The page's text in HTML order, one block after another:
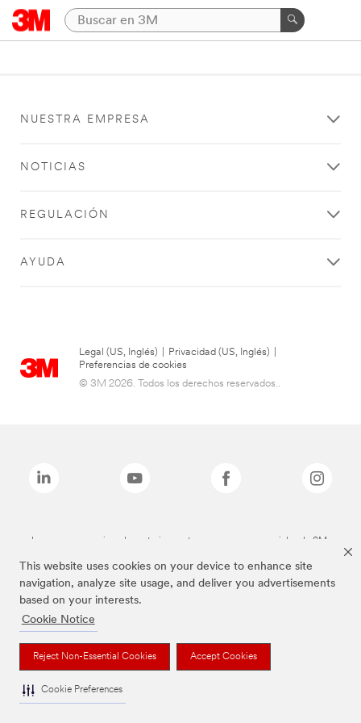
This website uses cookies on your device to enhance site
navigation, analyze site usage, and deliver you advertisements
based on your interests.
Cookie Notice
Reject Non-Essential Cookies Accept Cookies
Cookie Preferences
NUESTRA EMPRESA
NOTICIAS
REGULACIÓN
AYUDA
Legal (US, Inglés) Privacidad (US, Inglés)
Preferencias de cookies
© 3M 2026. Todos los derechos reservados..
Las marcas mencionadas anteriormente son marcas comerciales de 3M.